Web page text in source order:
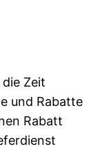
Zeit
und Rabatte
Rabatt